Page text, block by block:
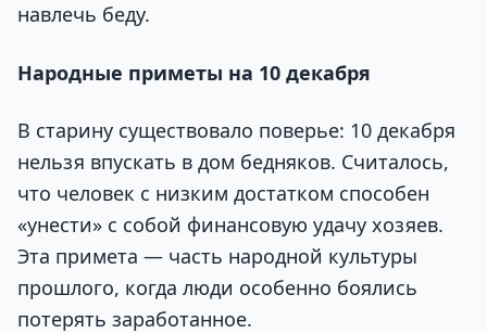
навлечь беду.
Народные приметы на 10 декабря
В старину существовало поверье: 10 декабря
нельзя впускать в дом бедняков. Считалось,
что человек с низким достатком способен
«унести» с собой финансовую удачу хозяев.
Эта примета — часть народной культуры
прошлого, когда люди особенно боялись
потерять заработанное.